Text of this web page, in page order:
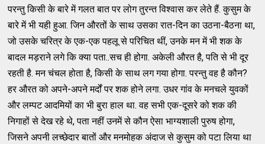
परन्‍तु किसी के बारे में गलत बात पर लोग तुरन्‍त विश्‍वास कर लेते हैं. कुसुम के
बारे में भी यही हुआ. जिन औरतों के साथ उसका रात-दिन का उठना-बैठना था,
जो उसके चरित्र के एक-एक पहलू से परिचित थीं, उनके मन में भी शक के
बादल मड़राने लगे कि क्‍या पता..सच ही होगा. अकेली औरत है, पति से भी दूर
रहती है. मन चंचल होता है, किसी के साथ लग गया होगा. परन्‍तु वह है कौन?
हर औरत को अपने-अपने मर्दों पर शक होने लगा. उधर गांव के मनचले युवकों
और लम्‍पट आदमियों का भी बुरा हाल था. वह सभी एक-दूसरे को शक की
निगाहों से देख रहे थे, पता नहीं उनमें से कौन ऐसा भाग्‍यशाली पुरुष होगा,
जिसने अपनी लच्‍छेदार बातों और मनमोहक अंदाज से कुसुम को पटा लिया था